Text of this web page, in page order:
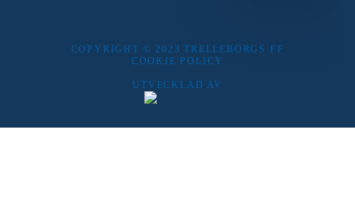
COPYRIGHT © 2023 TRELLEBORGS FF
COOKIE POLICY
UTVECKLAD AV